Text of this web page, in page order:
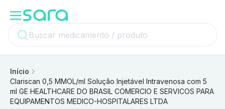
Início
Clariscan 0,5 MMOL/ml Solução Injetável Intravenosa com 5
ml GE HEALTHCARE DO BRASIL COMERCIO E SERVICOS PARA
EQUIPAMENTOS MEDICO-HOSPITALARES LTDA